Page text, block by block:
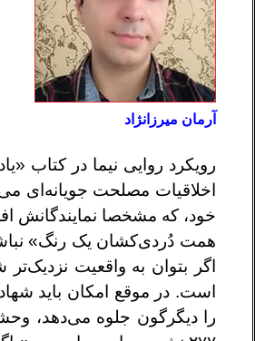
آرمان میرزانژاد
رویکرد روایی نیما در کتاب
اخلاقیات مصلحت جویانه‌ای
خود، که مشخصا نمایندگانش
همت دُردی‌کشان یک رنگ»
اگر بتوان به واقعیت
است. در موقع امکان باید
را دیگرگون جلوه می‌دهد،